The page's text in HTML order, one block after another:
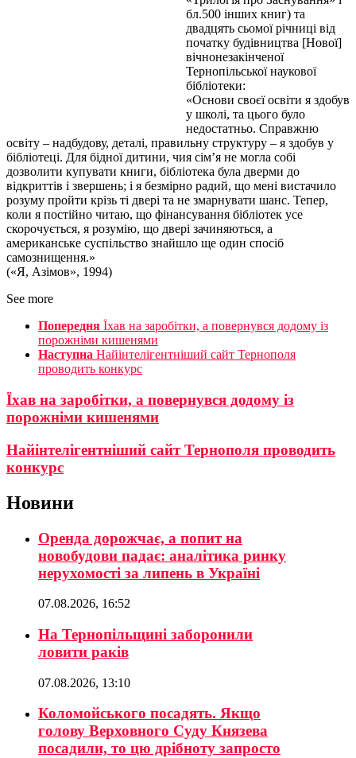
бл.500 інших книг) та
двадцять сьомої річниці від
початку будівництва [Нової]
вічнонезакінченої
Тернопільської наукової
бібліотеки:
«Основи своєї освіти я здобув
у школі, та цього було
недостатньо. Справжню
освіту – надбудову, деталі, правильну структуру – я здобув у
бібліотеці. Для бідної дитини, чия сім’я не могла собі
дозволити купувати книги, бібліотека була дверми до
відкриттів і звершень; і я безмірно радий, що мені вистачило
розуму пройти крізь ті двері та не змарнувати шанс. Тепер,
коли я постійно читаю, що фінансування бібліотек усе
скорочується, я розумію, що двері зачиняються, а
американське суспільство знайшло ще один спосіб
самознищення.»
(«Я, Азімов», 1994)
See more
Попередня Їхав на заробітки, а повернувся додому із
порожніми кишенями
Наступна Найінтелігентніший сайт Тернополя
проводить конкурс
Їхав на заробітки, а повернувся додому із
порожніми кишенями
Найінтелігентніший сайт Тернополя проводить
конкурс
Новини
Оренда дорожчає, а попит на
новобудови падає: аналітика ринку
нерухомості за липень в Україні
07.08.2026, 16:52
На Тернопільщині заборонили
ловити раків
07.08.2026, 13:10
Коломойського посадять. Якщо
голову Верховного Суду Князева
посадили, то цю дрібноту запросто